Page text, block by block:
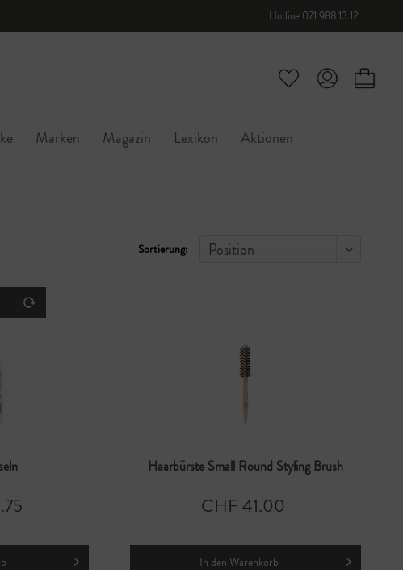
Hotline 071 988 13 12
Marken Magazin Lexikon Aktionen
Sortierung:
Haarbürste Small Round Styling Brush
CHF 41.00
In den Warenkorb